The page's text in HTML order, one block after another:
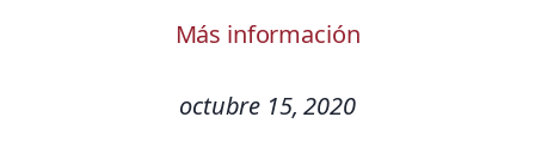
Más información
octubre 15, 2020